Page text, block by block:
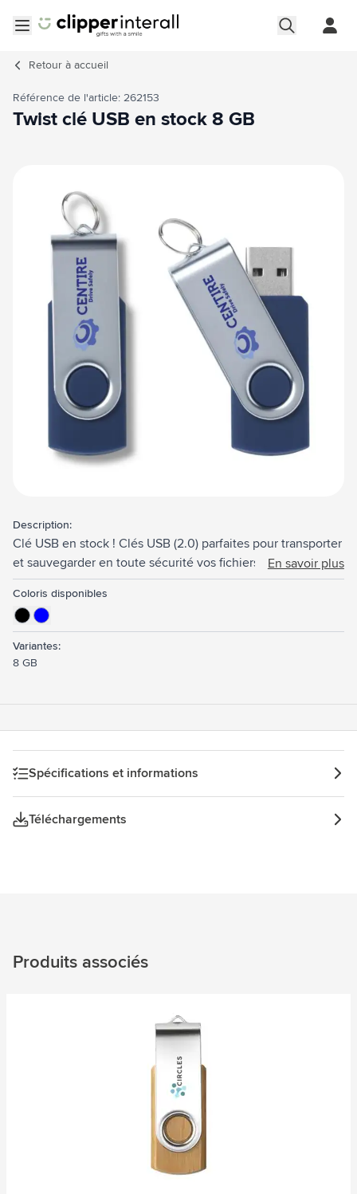
Retour à accueil
Référence de l'article: 262153
Twist clé USB en stock 8 GB
Description:
Clé USB en stock ! Clés USB (2.0) parfaites pour transporter
et sauvegarder en toute sécurité vos fichiers. Directement
utilisable grâce au système 'Plug&Play' pratique. Utilisable
sur Windows et Mac. Par pièce dans une boîte.
En savoir plus
Coloris disponibles
Variantes:
8 GB
Spécifications et informations
Téléchargements
Produits associés